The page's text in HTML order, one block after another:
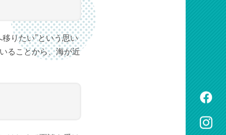
りたい”という思い
ることから、海が近